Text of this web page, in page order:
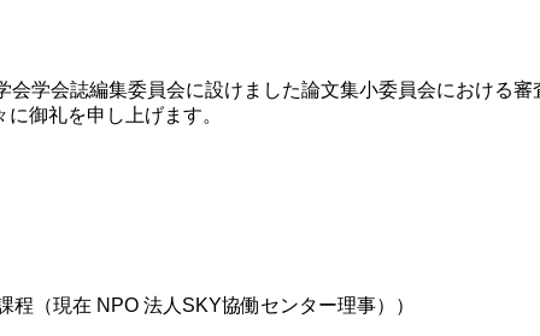
学会誌編集委員会に設けました論⽂集⼩委員会における
御礼を申し上げます。
（現在 NPO 法⼈SKY協働センター理事））